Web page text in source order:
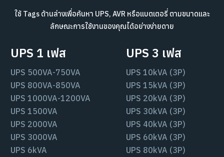
ใช้ Tags ด้านล่างเพื่อค้นหา UPS, AVR หรือแบตเตอรี่ ตามขนาดและ
ลักษณะการใช้งานของคุณได้อย่างง่ายดาย
UPS 1 เฟส
UPS 500VA-750VA
UPS 800VA-850VA
UPS 1000VA-1200VA
UPS 1500VA
UPS 2000VA
UPS 3000VA
UPS 6kVA
UPS 3 เฟส
UPS 10kVA (3P)
UPS 15kVA (3P)
UPS 20kVA (3P)
UPS 30kVA (3P)
UPS 40kVA (3P)
UPS 60kVA (3P)
UPS 80kVA (3P)